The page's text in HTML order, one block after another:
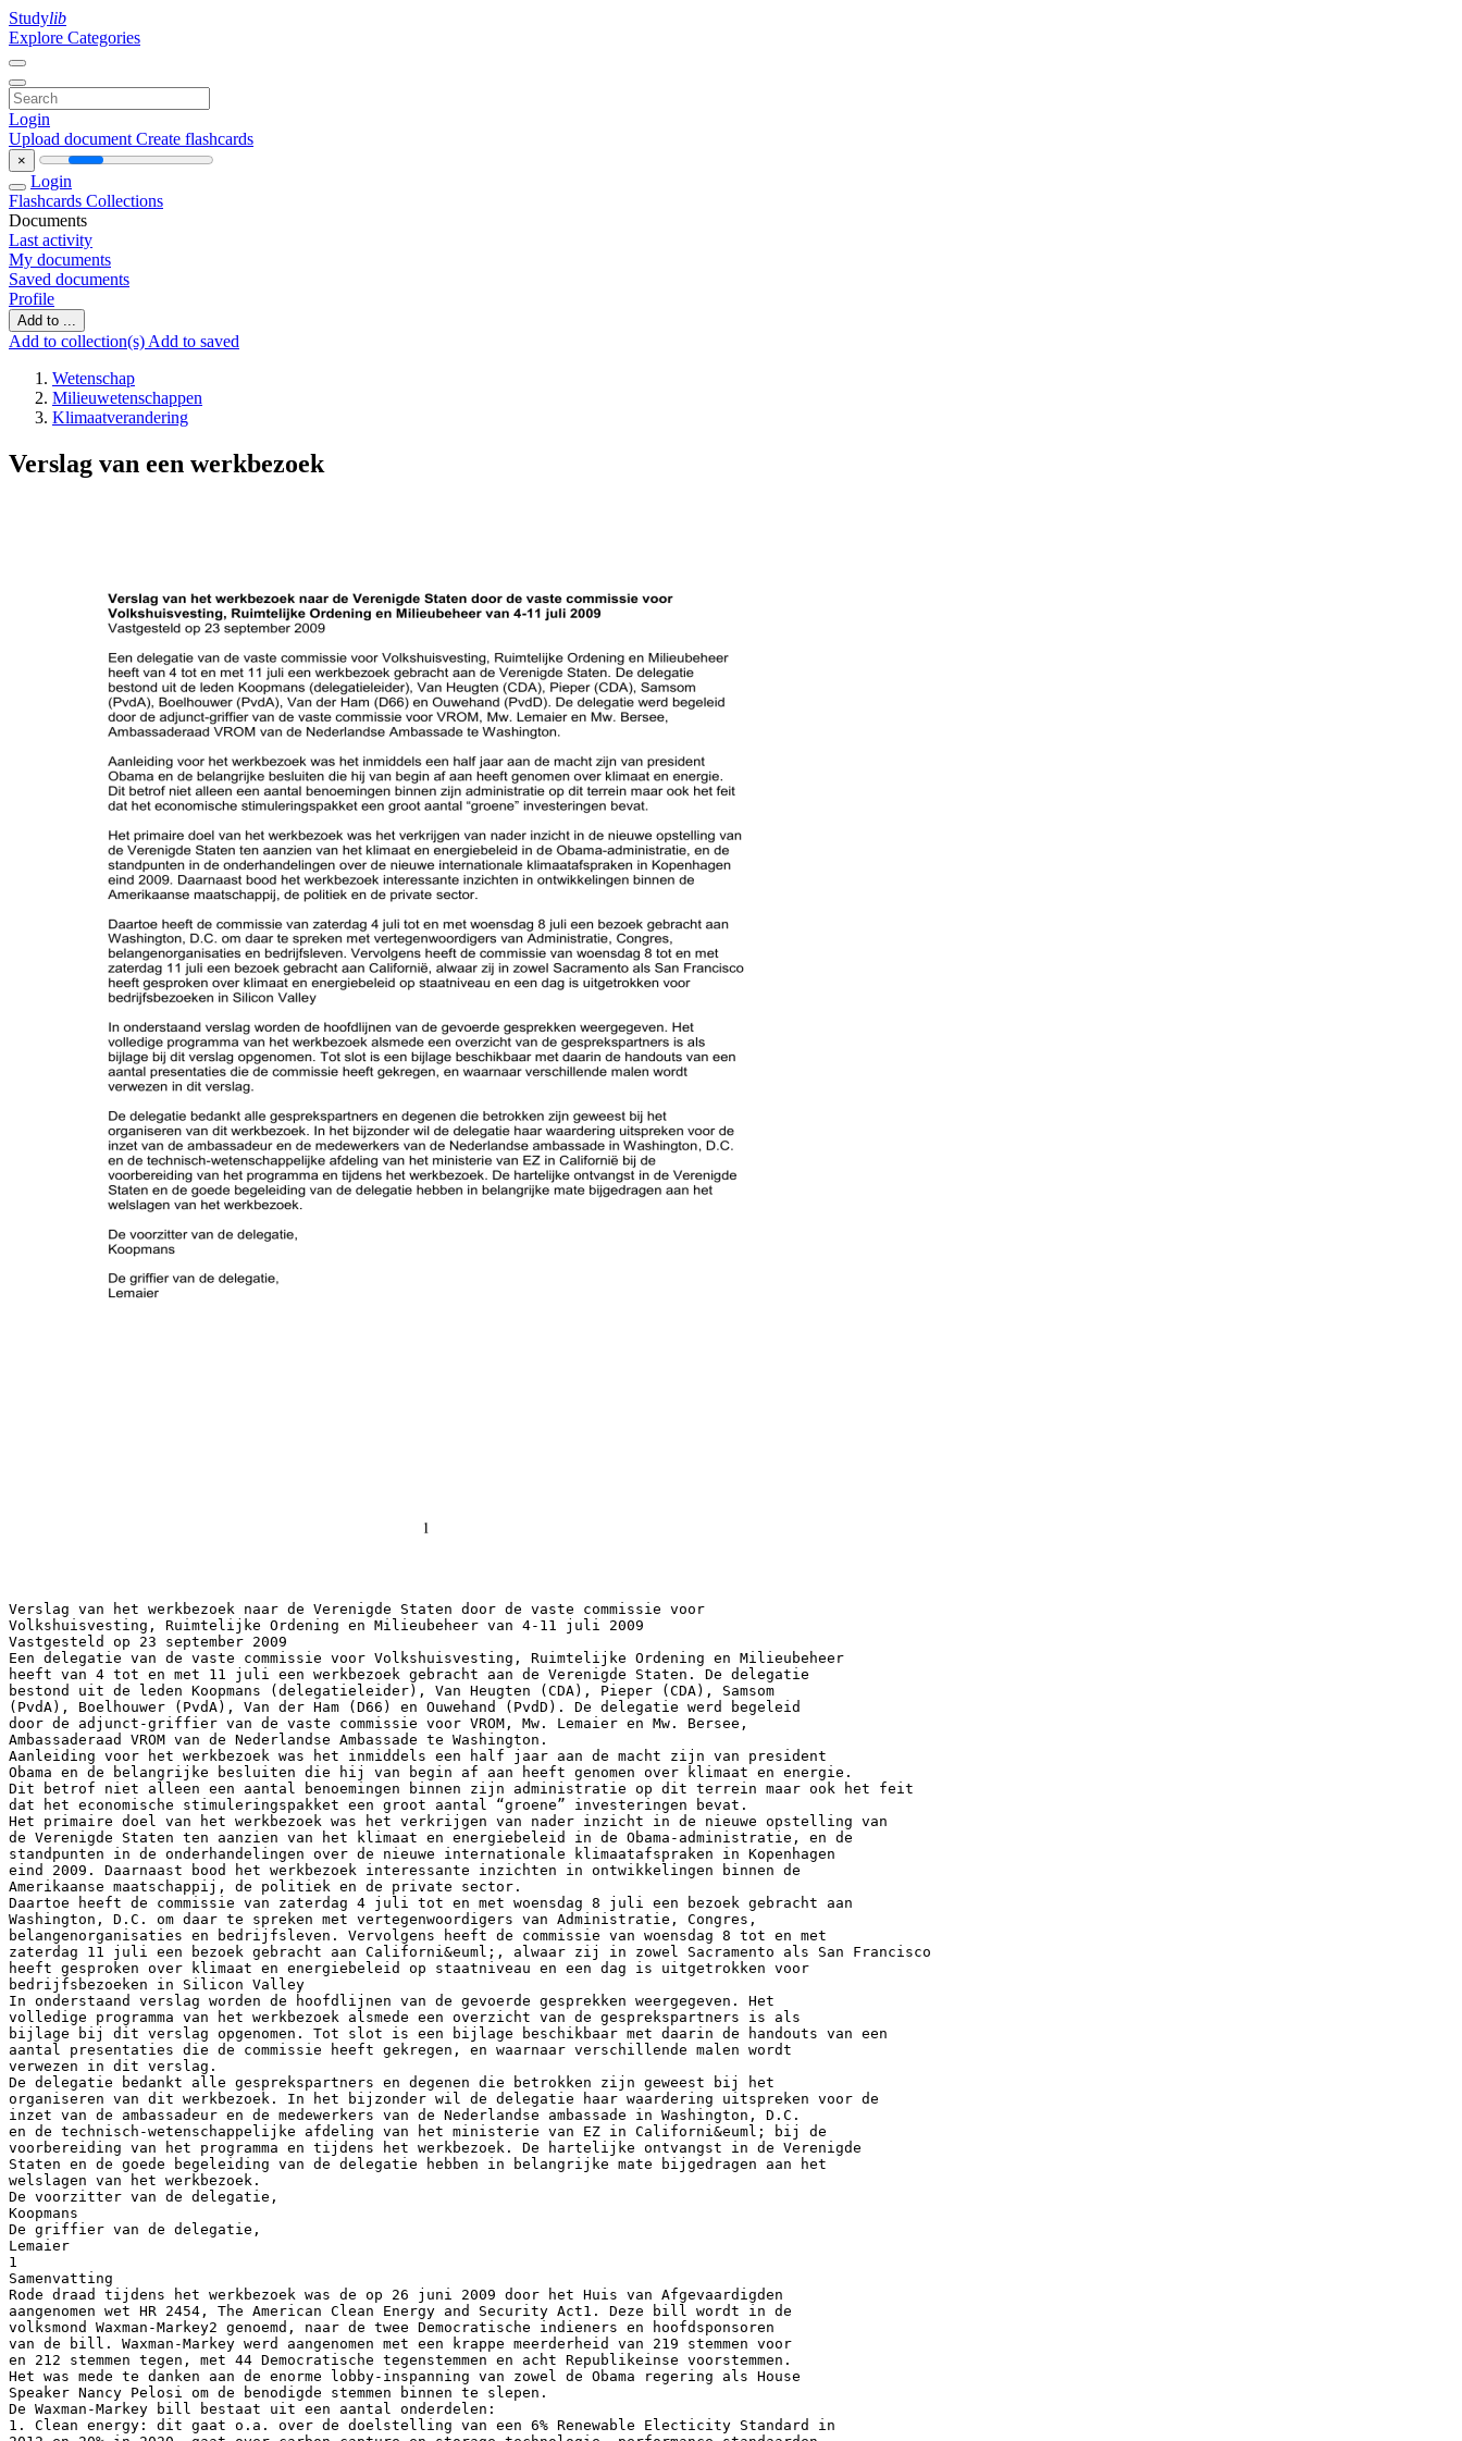
Studylib
Explore Categories
Login
Upload document Create flashcards
×
Login
Flashcards Collections
Documents
Last activity
My documents
Saved documents
Profile
Add to ...
Add to collection(s) Add to saved
Wetenschap
Milieuwetenschappen
Klimaatverandering
Verslag van een werkbezoek
Verslag van het werkbezoek naar de Verenigde Staten door de vaste commissie voor Volkshuisvesting, Ruimtelijke Ordening en Milieubeheer van 4-11 juli 2009 Vastgesteld op 23 september 2009 Een delegatie van de vaste commissie voor Volkshuisvesting, Ruimtelijke Ordening en Milieubeheer heeft van 4 tot en met 11 juli een werkbezoek gebracht aan de Verenigde Staten. De delegatie bestond uit de leden Koopmans (delegatieleider), Van Heugten (CDA), Pieper (CDA), Samsom (PvdA), Boelhouwer (PvdA), Van der Ham (D66) en Ouwehand (PvdD). De delegatie werd begeleid door de adjunct-griffier van de vaste commissie voor VROM, Mw. Lemaier en Mw. Bersee, Ambassaderaad VROM van de Nederlandse Ambassade te Washington. Aanleiding voor het werkbezoek was het inmiddels een half jaar aan de macht zijn van president Obama en de belangrijke besluiten die hij van begin af aan heeft genomen over klimaat en energie. Dit betrof niet alleen een aantal benoemingen binnen zijn administratie op dit terrein maar ook het feit dat het economische stimuleringspakket een groot aantal “groene” investeringen bevat. Het primaire doel van het werkbezoek was het verkrijgen van nader inzicht in de nieuwe opstelling van de Verenigde Staten ten aanzien van het klimaat en energiebeleid in de Obama-administratie, en de standpunten in de onderhandelingen over de nieuwe internationale klimaatafspraken in Kopenhagen eind 2009. Daarnaast bood het werkbezoek interessante inzichten in ontwikkelingen binnen de Amerikaanse maatschappij, de politiek en de private sector. Daartoe heeft de commissie van zaterdag 4 juli tot en met woensdag 8 juli een bezoek gebracht aan Washington, D.C. om daar te spreken met vertegenwoordigers van Administratie, Congres, belangenorganisaties en bedrijfsleven. Vervolgens heeft de commissie van woensdag 8 tot en met zaterdag 11 juli een bezoek gebracht aan Californi&euml;, alwaar zij in zowel Sacramento als San Francisco heeft gesproken over klimaat en energiebeleid op staatniveau en een dag is uitgetrokken voor bedrijfsbezoeken in Silicon Valley In onderstaand verslag worden de hoofdlijnen van de gevoerde gesprekken weergegeven. Het volledige programma van het werkbezoek alsmede een overzicht van de gesprekspartners is als bijlage bij dit verslag opgenomen. Tot slot is een bijlage beschikbaar met daarin de handouts van een aantal presentaties die de commissie heeft gekregen, en waarnaar verschillende malen wordt verwezen in dit verslag. De delegatie bedankt alle gesprekspartners en degenen die betrokken zijn geweest bij het organiseren van dit werkbezoek. In het bijzonder wil de delegatie haar waardering uitspreken voor de inzet van de ambassadeur en de medewerkers van de Nederlandse ambassade in Washington, D.C. en de technisch-wetenschappelijke afdeling van het ministerie van EZ in Californi&euml; bij de voorbereiding van het programma en tijdens het werkbezoek. De hartelijke ontvangst in de Verenigde Staten en de goede begeleiding van de delegatie hebben in belangrijke mate bijgedragen aan het welslagen van het werkbezoek. De voorzitter van de delegatie, Koopmans De griffier van de delegatie, Lemaier 1 Samenvatting Rode draad tijdens het werkbezoek was de op 26 juni 2009 door het Huis van Afgevaardigden aangenomen wet HR 2454, The American Clean Energy and Security Act1. Deze bill wordt in de volksmond Waxman-Markey2 genoemd, naar de twee Democratische indieners en hoofdsponsoren van de bill. Waxman-Markey werd aangenomen met een krappe meerderheid van 219 stemmen voor en 212 stemmen tegen, met 44 Democratische tegenstemmen en acht Republikeinse voorstemmen. Het was mede te danken aan de enorme lobby-inspanning van zowel de Obama regering als House Speaker Nancy Pelosi om de benodigde stemmen binnen te slepen. De Waxman-Markey bill bestaat uit een aantal onderdelen: 1. Clean energy: dit gaat o.a. over de doelstelling van een 6% Renewable Electicity Standard in 2012 en 20% in 2020, gaat over carbon capture en storage technologie, performance standaarden voor nieuwe kolencentrales (en het doel om in 2020 met ccs te gaan werken), onderzoek en ontwikkeling van elektrische auto’s 2. Energy efficiency: Voorstellen voor programma’s met betrekking energie-effici&euml;nte gebouwen (nieuwe huizen moeten 30% meer effici&euml;nt zijn in 2012 en 50% in 2016), lampen, (huishoudelijke) apparaten en transport; 3. Reducing global warming pollution: De emissie-uitstoot moet in 2012 met 3%, in 2020 met 17%, in 2030 met 42% en in 2050 met 83% verminderd zijn vergeleken met 2005. Wat betreft het emissiehandelssysteem zal, beginnend in 2012, 85% van de emissierechten worden weggegeven en zal de overige 15% worden geveild. Nagestreefd wordt om na 2030 70% van de emissierechten te veilen. Prijs per ton CO2 ligt tussen de 10 en 20 USD. 4. Transitioning to a clean energy economy: de investeringen lopen tot 2025 op tot 190 miljard USD: 90 biljard USD voor staatsprogramma’s die hernieuwbare energie en energie-effici&euml;ntie promoten; 60 miljard voor CCS, 20 miljard voor investeringen in elektrische motorvoertuigen en 20 miljard voor onderzoek en ontwikkeling van andere maatregelen ten behoeven van een duurzame en schone economie. 5. Agriculture and forestry related offsets: De landbouw en bossen sector worden uitgesloten van een maximumhoeveelheid aan uitstoot van broeikasgassen; wel zullen ze binnen een emissieoffsetprogramma komen onder toezicht van de Minister van Landbouw. Tussen 2012 en 2025 zal 5% van de emissierechten worden uitgedeeld aan projecten die ontbossing in tropische gebieden voorkomen en die werken aan het ontwikkelen van internationale offset-programma’s ten behoeve van ontbossing. Het uitsluiten van de landbouwsector in het emissiehandelssysteem, en het verleggen van het toezicht over de landbouwsector van de Environmental Protection Agency naar de minister van Landbouw was de belangrijkste voorwaarde voor een aantal leden uit staten met veel landbouw om Waxman-Markey aangenomen te krijgen in het Huis van Afgevaardigden. Een andere legitimatie om de bill aangenomen te krijgen was de toezegging dat deze bill “energy security” zal waarborgen en zorgt voor banencreatie, met name als het gaat om “groene” banen. Een ander twistpunt (met name met de President) wordt het border tax adjustment (tarief) voor bepaalde producten uit landen die in 2020 niet voldoende maatregelen hebben genomen om hun emissieuitstoot te beperken. Op dit moment is de Senaat aan zet. De Senaatscommissie on Environment and Public Works heeft onder leiding van Senator Barbara Boxer (Democraat uit Californi&euml;) het voortouw in het formuleren van het emissiehandelssysteem namens de Senaat. Naast bovengenoemde commissies nemen nog vijf andere commissies verschillende aspecten van een klimaatwet onder hun hoede. De planning is om op 28 september 2009 met een gezamenlijke klimaatwet te komen vanuit de zes commissies. Pas als deze zes commissies het onderling eens zijn, en als de verwachting is dat de wet een kans maakt om te worden aangenomen, zal deze in stemming worden gebracht. Klimaatwetten in de Senaat hebben echter een slechte voorgeschiedenis. In 2003 heeft de Senaat al de Lieberman-McCain Climate Stewardship Act3 met 55 tegen 43 stemmen afgewezen. De samenstelling van de Senaat was 1 HR staat voor House of Representatives, betekent dat de Bill vanuit het Huis van Afgevaardigden komt Henry Waxman is voorzitter van het Energy and Comnerce Committee en afkomstig uit Californi&euml;; Ed Markey vertegenwoordigt Massachusetts en is de leider van de Select Committee on Energy Independence and Global Warming 3 Dit voorstel was zelfs bipartisan, d.w.z. tweepartijdig: het werd door zowel een Republikein als een Democraat gesponsord 2 2 toentertijd uiteraard anders dan nu (met daarbovenop het feit dat toenmalig president George W. Bush een apert tegenstander van klimaatbeleid was) , maar het geeft aan hoe gevoelig klimaatwetgeving ligt. Bovendien ligt het onderscheid tussen voor- en tegenstanders niet zozeer politiek als wel regionaal. Het zijn de staten aan de oost- en westkust die over het algemeen voorstander zijn van klimaatwetgeving; de zogenaamde “coal-states” in de Mid-West, de Rust-belt (zware industrie&euml;n) en het westen zijn ertegen omdat het in hun ogen banenverlies oplevert; bovendien zien de meeste burgers niet in waarom in tijden van economische crisis, waarin mensen hun banen verliezen en huizen moeten opgeven geld wordt ge&iuml;nvesteerd in het klimaat. In de verschillende gesprekken wordt verschillend gedacht over de kans van slagen van een klimaatwet in de Senaat dit najaar. De tendens is dat de verwachtingen laag zijn en dat de kans niet groot wordt geacht dat er een compromis komt. Grote vraag is wat er gebeurt als de Senaat geen klimaatwet in stemming brengt of als de klimaatwet wordt afgestemd; wat betekent dit voor de onderhandelingspositie van Obama in Kopenhagen in december 2009? Stand van zaken voortgang Klimaatwet: update van Henri&euml;tte Bersee d.d eind augustus 2009 De Obama administratie heeft aangegeven haar uiteindelijke inzet voor Kopenhagen te laten afhangen van de ambitie en de voortgang die het Congres laat zien ten aanzien van nationale energie- en/of klimaatwetgeving. Daarmee wil de Obama administratie voorkomen dat de Kyoto ervaring van 1997 wordt herhaald: wel internationale overeenstemming, maar geen draagvlak en dus geen toestemming voor ratificatie in het Congres. De Obama heeft energie- en klimaatwetgeving hoog op het prioriteitenlijstje gezet. Het is naast gezondheidszorg het onderwerp waarop hij met het Congres moet scoren de komende maanden om - zoals veel commentatoren melden - zijn geloofwaardigheid niet in geding te brengen. Gezondheidszorg wordt daarbij in het algemeen gezien als de eerste prioriteit. Voortgang in het Congres hoeft niet pers&eacute; te betekenen dat er v&oacute;&oacute;r Kopenhagen een klimaatwet moet liggen, die zowel door Huis als Senaat is aangenomen. Het gaat om demonstrable progress. Aangenomen mag w